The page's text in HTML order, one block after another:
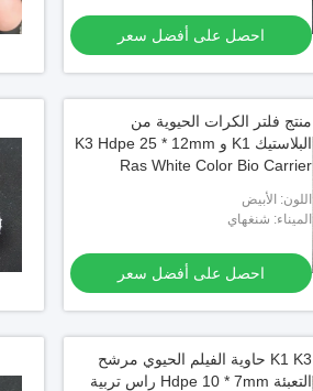
احصل على أفضل سعر
منتج فلتر الكرات الحيوية من
البلاستيك K1 و K3 Hdpe 25 * 12mm
Ras White Color Bio Carrier
اللون: الأبيض
الميناء: شنغهاي
احصل على أفضل سعر
K1 K3 حاوية الفيلم الحيوي مرشح
التعبئة Hdpe 10 * 7mm راس تربية